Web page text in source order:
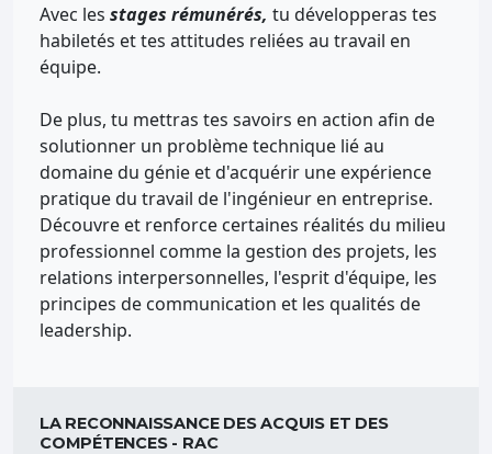
Avec les stages rémunérés, tu développeras tes
habiletés et tes attitudes reliées au travail en
équipe.
De plus, tu mettras tes savoirs en action afin de
solutionner un problème technique lié au
domaine du génie et d'acquérir une expérience
pratique du travail de l'ingénieur en entreprise.
Découvre et renforce certaines réalités du milieu
professionnel comme la gestion des projets, les
relations interpersonnelles, l'esprit d'équipe, les
principes de communication et les qualités de
leadership.
LA RECONNAISSANCE DES ACQUIS ET DES
COMPÉTENCES - RAC